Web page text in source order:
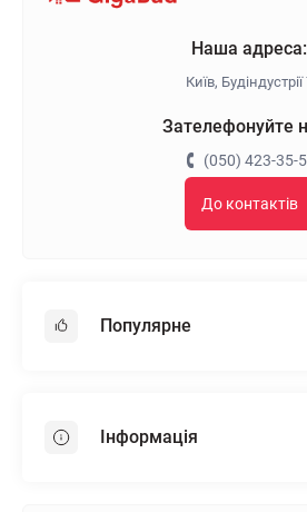
Наша адреса:
Київ, Будіндустрії
Зателефонуйте
(050) 423-35-
До контактів
Популярне
Пінопласт
Інформація